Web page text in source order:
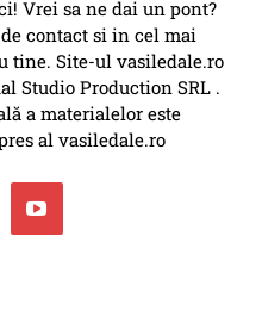
Vrei sa ne dai un pont?
contact si in cel mai
tine. Site-ul vasiledale.ro
Studio Production SRL .
a materialelor este
al vasiledale.ro